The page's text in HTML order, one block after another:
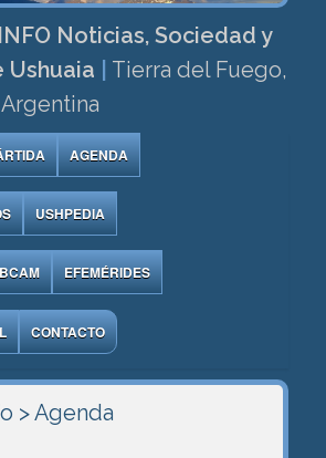
Noticias, Sociedad y
Ushuaia
Tierra del Fuego,
AGENDA
USHPEDIA
EFEMÉRIDES
CONTACTO
> Agenda